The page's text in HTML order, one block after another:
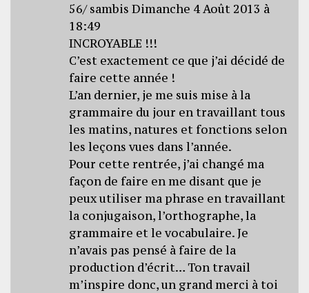
56/ sambis Dimanche 4 Août 2013 à
18:49
INCROYABLE !!!
C’est exactement ce que j’ai décidé de
faire cette année !
L’an dernier, je me suis mise à la
grammaire du jour en travaillant tous
les matins, natures et fonctions selon
les leçons vues dans l’année.
Pour cette rentrée, j’ai changé ma
façon de faire en me disant que je
peux utiliser ma phrase en travaillant
la conjugaison, l’orthographe, la
grammaire et le vocabulaire. Je
n’avais pas pensé à faire de la
production d’écrit… Ton travail
m’inspire donc, un grand merci à toi